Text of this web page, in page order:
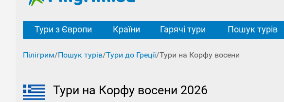
Тури з Європи Країни Гарячі тури Пошук турів
Пілігрим/Пошук турів/Тури до Греції/Тури на Корфу восени
Тури на Корфу восени 2026